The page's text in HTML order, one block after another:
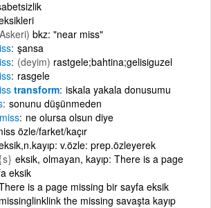
bkz: "near miss"
şansa
(deyim) rastgele;bahtina;gelisiguzel
rasgele
transform iskala yakala donusumu
sonunu düşünmeden
miss ne olursa olsun diye
özle/farket/kaçır
v.özle: prep.özleyerek
eksik, olmayan, kayıp: There is a page
eksik
is a page missing bir sayfa eksik
missinglinklink the missing savaşta kayıp